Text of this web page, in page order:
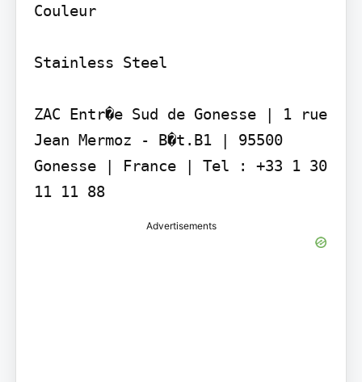
Couleur
Stainless Steel
ZAC Entr�e Sud de Gonesse | 1 rue
Jean Mermoz - B�t.B1 | 95500
Gonesse | France | Tel : +33 1 30
11 11 88
Advertisements